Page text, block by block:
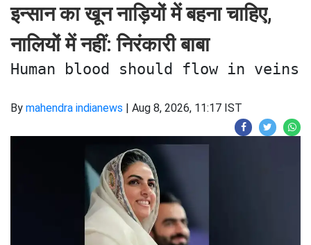
इन्सान का खून नाड़ियों में बहना चाहिए,
नालियों में नहीं: निरंकारी बाबा
Human blood should flow in
By mahendra indianews Aug 8, 2026, 11:17 IST